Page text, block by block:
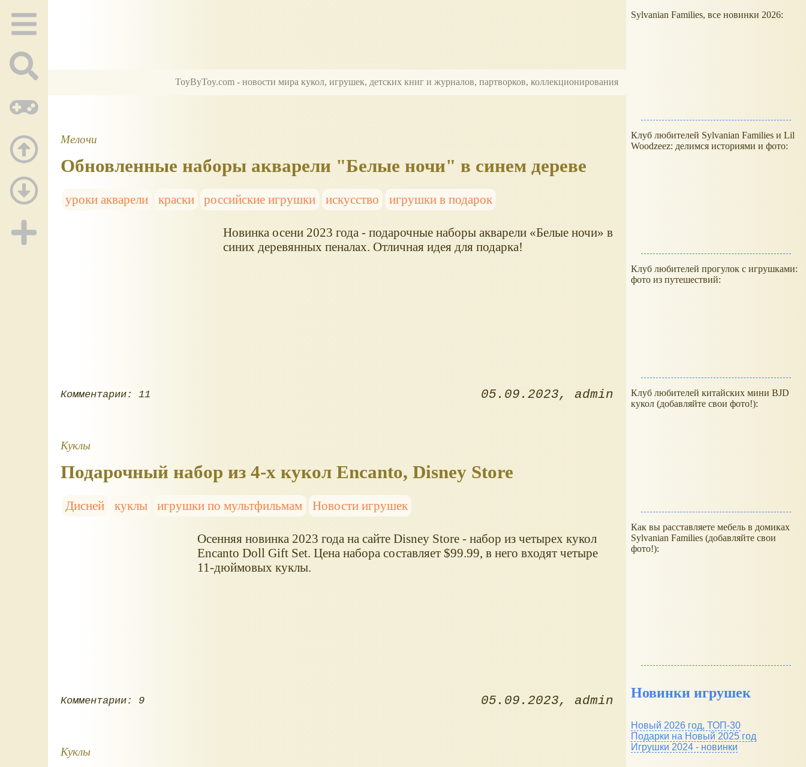
ToyByToy.com - новости мира кукол, игрушек, детских книг и журналов, партворков, коллекционирования
Мелочи
Обновленные наборы акварели "Белые ночи" в синем дереве
уроки акварели краски российские игрушки искусство игрушки в подарок
Новинка осени 2023 года - подарочные наборы акварели Белые ночи
в
синих деревянных пеналах. Отличная идея для подарка!
Комментарии: 11 05.09.2023 admin
Куклы
Подарочный набор из 4-х кукол Encanto, Disney Store
Дисней куклы игрушки по мультфильмам Новости игрушек
Осенняя новинка 2023 года на сайте Disney Store - набор из четырех кукол
Encanto Doll Gift Set. Цена набора составляет $99.99, в него входят четыре
11-дюймовых куклы.
Комментарии: 9 05.09.2023 admin
Куклы
Sylvanian Families, все новинки 2026:
Клуб любителей Sylvanian Families и Lil
Woodzeez: делимся историями и фото:
Клуб любителей прогулок с игрушками:
фото из путешествий:
Клуб любителей китайских мини BJD
кукол (добавляйте свои фото!):
Как вы расставляете мебель в домиках
Sylvanian Families (добавляйте свои
фото!):
Новинки игрушек
Новый 2026 год, ТОП-30
Подарки на Новый 2025 год
Игрушки 2024 - новинки